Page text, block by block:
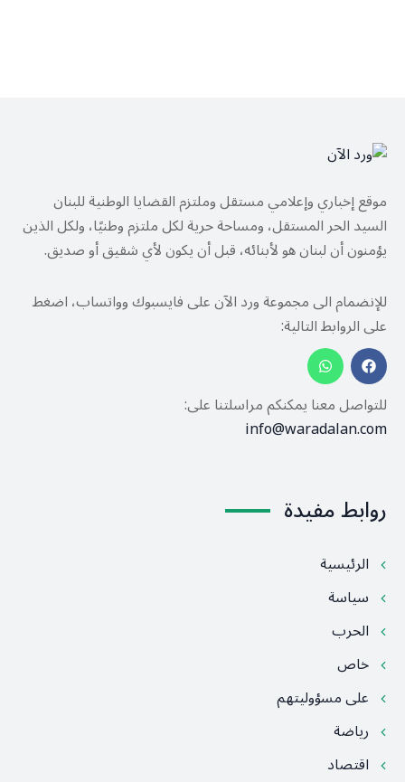
موقع إخباري وإعلامي مستقل وملتزم القضايا الوطنية للبنان
السيد الحر المستقل، ومساحة حرية لكل ملتزم وطنيًا، ولكل الذين
يؤمنون أن لبنان هو لأبنائه، قبل أن يكون لأي شقيق أو صديق.
للإنضمام الى مجموعة ورد الآن على فايسبوك وواتساب، اضغط
على الروابط التالية:
للتواصل معنا يمكنكم مراسلتنا على:
info@waradalan.com
روابط مفيدة
الرئيسية
سياسة
الحرب
خاص
على مسؤوليتهم
رياضة
اقتصاد